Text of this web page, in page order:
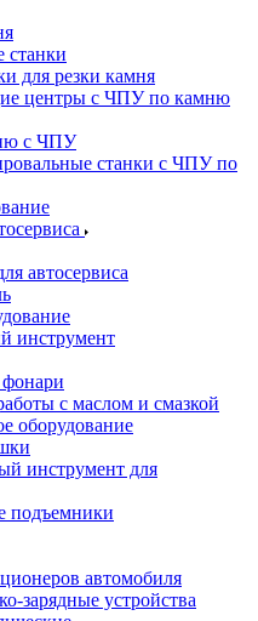
станки
для резки камня
центры с ЧПУ по камню
с ЧПУ
станки с ЧПУ по
автосервиса
инструмент
с маслом и смазкой
оборудование
инструмент для
подъемники
автомобиля
зарядные устройства